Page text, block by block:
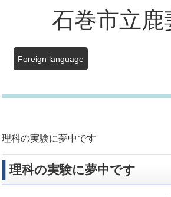
石巻市立鹿
Foreign language
理科の実験に夢中です
理科の実験に夢中です